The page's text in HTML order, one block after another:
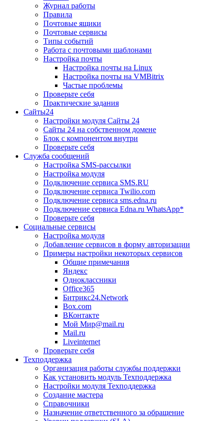
Журнал работы
Правила
Почтовые ящики
Почтовые сервисы
Типы событий
Работа с почтовыми шаблонами
Настройка почты
Настройка почты на Linux
Настройка почты на VMBitrix
Частые проблемы
Проверьте себя
Практические задания
Сайты24
Настройки модуля Сайты 24
Сайты 24 на собственном домене
Блок с компонентом внутри
Проверьте себя
Служба сообщений
Настройка SMS-рассылки
Настройка модуля
Подключение сервиса SMS.RU
Подключение сервиса Twilio.com
Подключение сервиса sms.edna.ru
Подключение сервиса Edna.ru WhatsApp*
Проверьте себя
Социальные сервисы
Настройка модуля
Добавление сервисов в форму авторизации
Примеры настройки некоторых сервисов
Общие примечания
Яндекс
Одноклассники
Office365
Битрикс24.Network
Box.com
ВКонтакте
Мой Мир@mail.ru
Mail.ru
Liveinternet
Проверьте себя
Техподдержка
Организация работы службы поддержки
Как установить модуль Техподдержка
Настройки модуля Техподдержка
Создание мастера
Справочники
Назначение ответственного за обращение